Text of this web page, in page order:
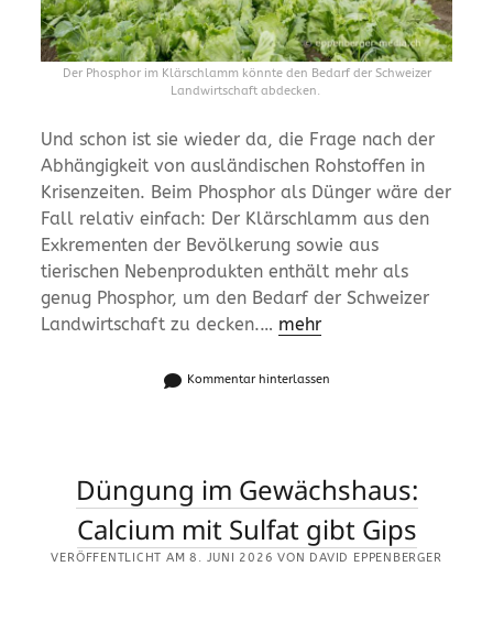
Der Phosphor im Klärschlamm könnte den Bedarf der Schweizer
Landwirtschaft abdecken.
Und schon ist sie wieder da, die Frage nach der
Abhängigkeit von ausländischen Rohstoffen in
Krisenzeiten. Beim Phosphor als Dünger wäre der
Fall relativ einfach: Der Klärschlamm aus den
Exkrementen der Bevölkerung sowie aus
tierischen Nebenprodukten enthält mehr als
genug Phosphor, um den Bedarf der Schweizer
Landwirtschaft zu decken.… mehr
Kommentar hinterlassen
Düngung im Gewächshaus:
Calcium mit Sulfat gibt Gips
VERÖFFENTLICHT AM 8. JUNI 2026 VON DAVID EPPENBERGER